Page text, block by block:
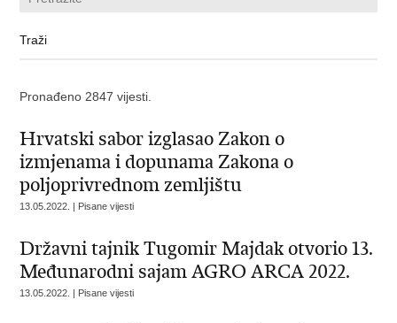
Pronađeno 2847 vijesti.
Hrvatski sabor izglasao Zakon o
izmjenama i dopunama Zakona o
poljoprivrednom zemljištu
13.05.2022. | Pisane vijesti
Državni tajnik Tugomir Majdak otvorio 13.
Međunarodni sajam AGRO ARCA 2022.
13.05.2022. | Pisane vijesti